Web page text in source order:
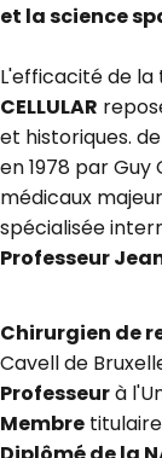
et la science
L'efficacité de
CELLULAR
et historiques.
en 1978 par Guy
médicaux
spécialisée
Professeur
Chirurgien de
Cavell de
Professeurà
Membre